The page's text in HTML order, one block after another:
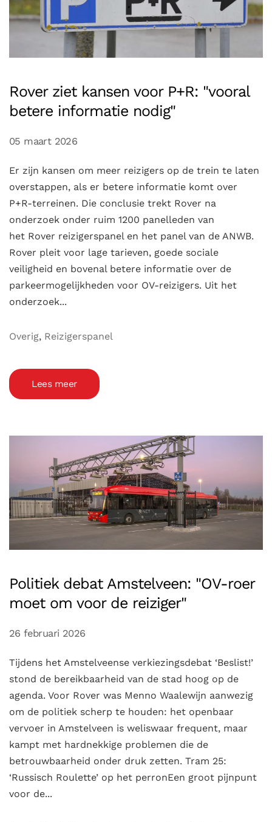
Rover ziet kansen voor P+R: "vooral
betere informatie nodig"
05 maart 2026
Er zijn kansen om meer reizigers op de trein te laten
overstappen, als er betere informatie komt over
P+R-terreinen. Die conclusie trekt Rover na
onderzoek onder ruim 1200 panelleden van
het Rover reizigerspanel en het panel van de ANWB.
Rover pleit voor lage tarieven, goede sociale
veiligheid en bovenal betere informatie over de
parkeermogelijkheden voor OV-reizigers. Uit het
onderzoek...
Overig, Reizigerspanel
Lees meer
Politiek debat Amstelveen: "OV-roer
moet om voor de reiziger"
26 februari 2026
Tijdens het Amstelveense verkiezingsdebat ‘Beslist!’
stond de bereikbaarheid van de stad hoog op de
agenda. Voor Rover was Menno Waalewijn aanwezig
om de politiek scherp te houden: het openbaar
vervoer in Amstelveen is weliswaar frequent, maar
kampt met hardnekkige problemen die de
betrouwbaarheid onder druk zetten. Tram 25:
‘Russisch Roulette’ op het perronEen groot pijnpunt
voor de...